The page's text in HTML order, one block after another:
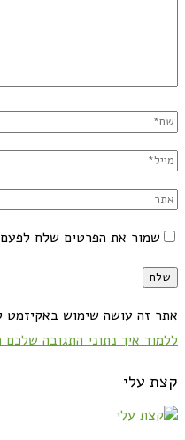
שמור את הפרטים שלח
אתר זה עושה שימוש באקיזמט
ללמוד איך נתוני התגובה שלכם
קצת עלי